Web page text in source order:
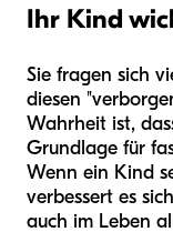
Ihr Kind
Sie fragen sich
diesen
Wahrheit ist,
Grundlage für
Wenn ein Kind
verbessert es
auch im Leben